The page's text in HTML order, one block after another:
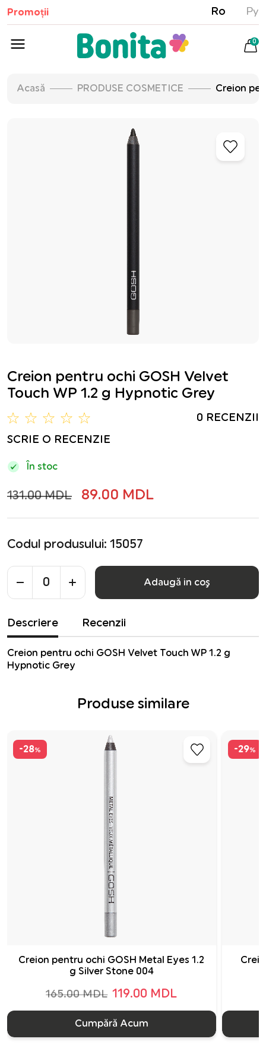
Promoții Ro Ру
0
Acasă PRODUSE COSMETICE Creion
Creion pentru ochi GOSH Velvet
Touch WP 1.2 g Hypnotic Grey
0 RECENZII
SCRIE O RECENZIE
În stoc
131.00 MDL 89.00 MDL
Codul produsului: 15057
Adaugă in coş
Descriere Recenzii
Creion pentru ochi GOSH Velvet Touch WP 1.2 g
Hypnotic Grey
Produse similare
-28%
Creion pentru ochi GOSH Metal Eyes 1.2
g Silver Stone 004
165.00 MDL 119.00 MDL
Cumpără Acum
-29%